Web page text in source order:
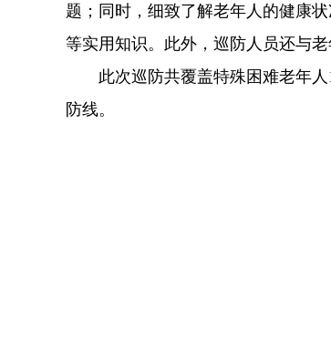
题；同时，细致了解老年人的健康
等实用知识。此外，巡防人员还与
此次巡防共覆盖特殊困难老年人
防线。